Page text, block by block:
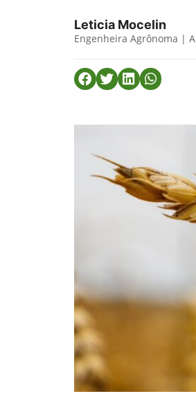
Leticia Mocelin
Engenheira Agrônoma |